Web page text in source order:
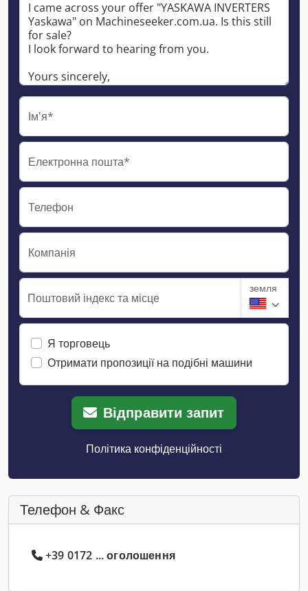
Ім'я*
Електронна пошта*
Телефон
Компанія
Поштовий індекс та місце
земля
Я торговець
Отримати пропозиції на подібні машини
Відправити запит
Політика конфіденційності
Телефон & Факс
+39 0172 ... оголошення